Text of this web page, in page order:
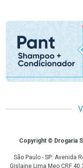
Promoção
CopyrightCopyright © Drogaria
São Paulo - SP: Avenida
Gislaine Lima Meo CRF